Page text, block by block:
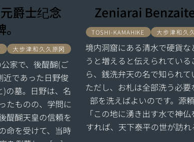
爵士纪念
大步津和久久原冈
家で、後醍醐(ご
近であった日野俊
)の墓。日野は、名
たものの、学問に
醍醐天皇の信頼を
命を受けて、当時
Zeniarai
TOSHI-KAMAHIKE 大步津和久
境内洞窟にある清水で硬貨な
うと増えると伝えられている
ら、銭洗弁天の名で知られて
ただし、お札は全部洗う必要
部を洗えばよいのです。源
「この地に湧き出す水で神
すれば、天下泰平の世が訪